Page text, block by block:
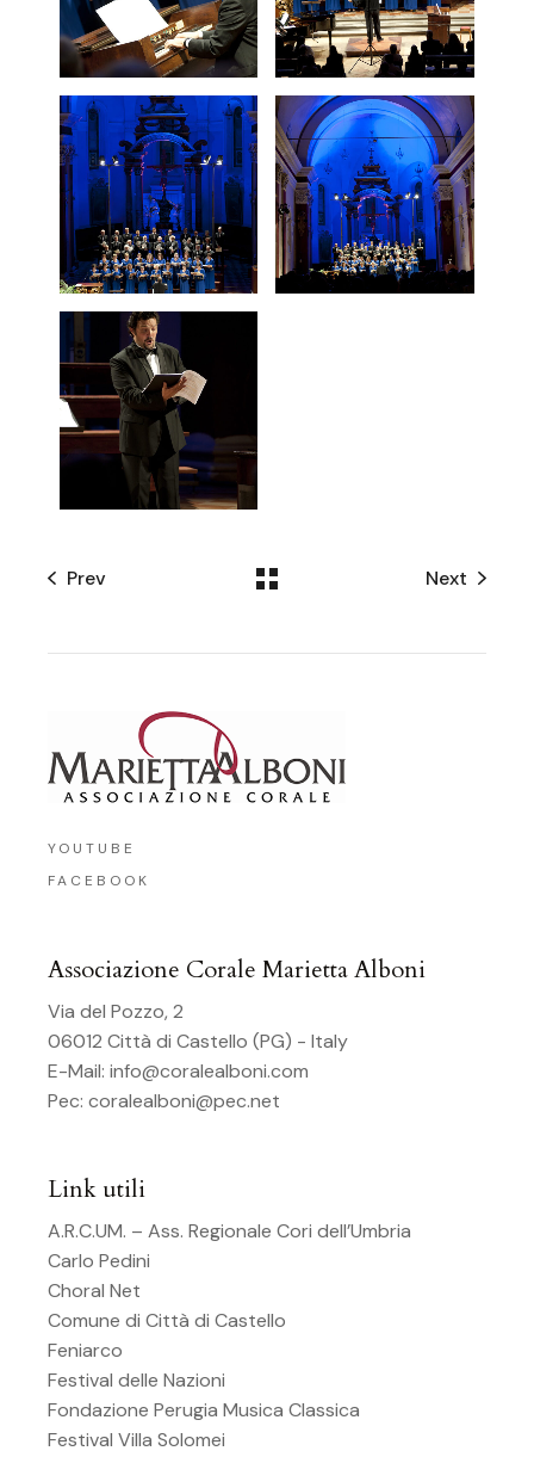
Prev Next
YOUTUBE
FACEBOOK
Associazione Corale Marietta Alboni
Via del Pozzo, 2
06012 Città di Castello (PG) - Italy
E-Mail:info@coralealboni.com
Pec:coralealboni@pec.net
Link utili
A.R.C.UM. – Ass. Regionale Cori dell’Umbria
Carlo Pedini
Choral Net
Comune di Città di Castello
Feniarco
Festival delle Nazioni
Fondazione Perugia Musica Classica
Festival Villa Solomei